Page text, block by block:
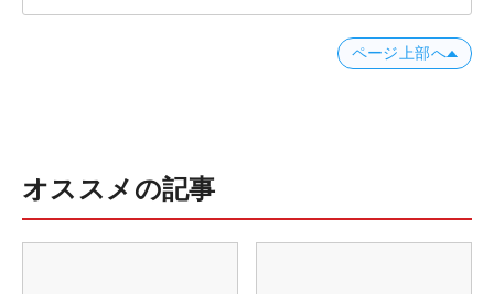
ページ上部へ
オススメの記事